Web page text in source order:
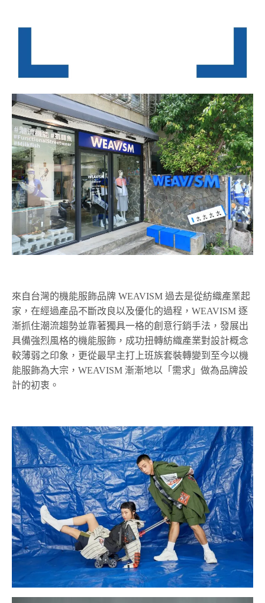
來自台灣的機能服飾品牌 WEAVISM 過去是從紡織產業起
家，在經過產品不斷改良以及優化的過程，WEAVISM 逐
漸抓住潮流趨勢並靠著獨具一格的創意行銷手法，發展出
具備強烈風格的機能服飾，成功扭轉紡織產業對設計概念
較薄弱之印象，更從最早主打上班族套裝轉變到至今以機
能服飾為大宗，WEAVISM 漸漸地以「需求」做為品牌設
計的初衷。